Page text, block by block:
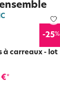
-25%
à carreaux - lot
€*